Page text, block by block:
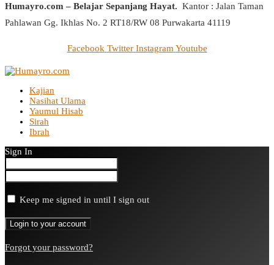
Humayro.com – Belajar Sepanjang Hayat. Kantor : Jalan Taman
Pahlawan Gg. Ikhlas No. 2 RT18/RW 08 Purwakarta 41119
Facebook Twitter Instagram Youtube
Kajian
Nasihat Ulama
Yaumul Hisab
Sirah
Ibrah
Sign In
Keep me signed in until I sign out
Forgot your password?